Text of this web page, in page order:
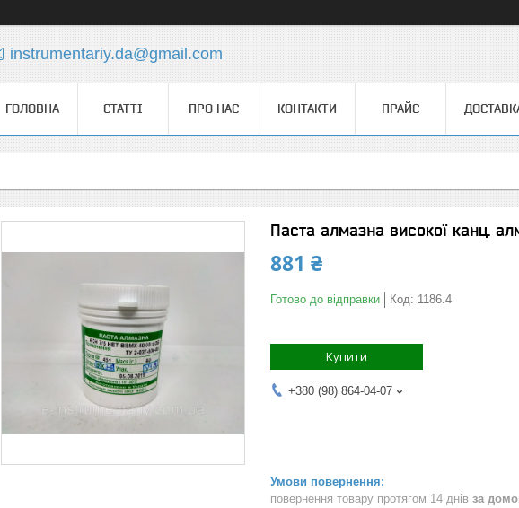
instrumentariy.da@gmail.com
ГОЛОВНА СТАТТІ ПРО НАС КОНТАКТИ ПРАЙС
Паста алмазна високої канц.
881 ₴
Готово до відправки Код: 1186.4
Купити
+380 (98) 864-04-07
повернення товару протягом 14 днів за